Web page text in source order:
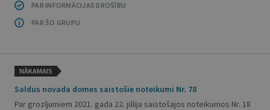
PAR INFORMĀCIJAS DROŠĪBU
PAR ŠO GRUPU
NĀKAMAIS
Saldus novada domes saistošie noteikumi Nr. 78
Par grozījumiem 2021. gada 22. jūlija saistošajos noteikumos Nr. 18